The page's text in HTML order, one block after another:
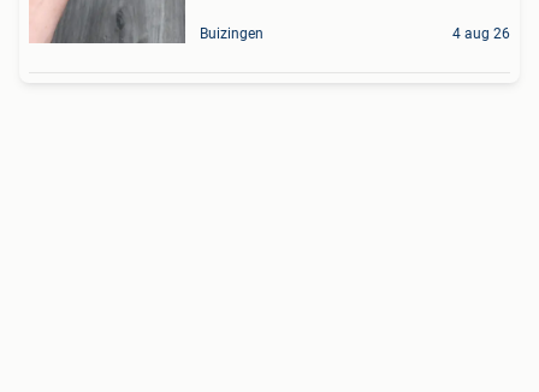
Buizingen 4 aug 26